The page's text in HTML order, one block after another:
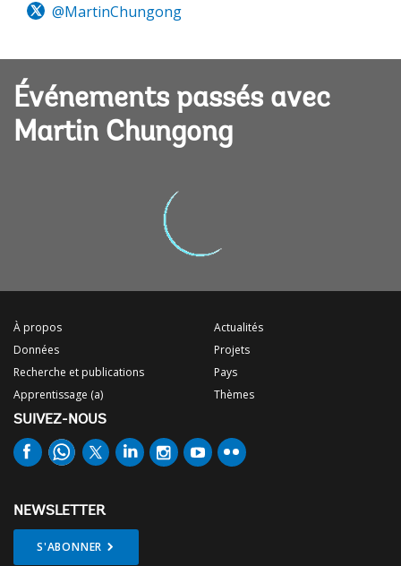
@MartinChungong
Événements passés avec
Martin Chungong
À propos
Données
Recherche et publications
Apprentissage (a)
Actualités
Projets
Pays
Thèmes
SUIVEZ-NOUS
NEWSLETTER
S'ABONNER